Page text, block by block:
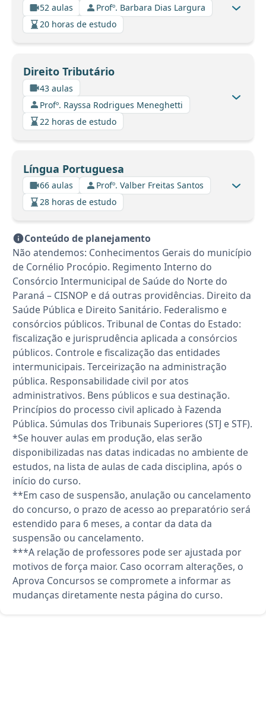
52 aulas
Profº. Barbara Dias Largura
20 horas de estudo
Direito Tributário
43 aulas
Profº. Rayssa Rodrigues Meneghetti
22 horas de estudo
Língua Portuguesa
66 aulas
Profº. Valber Freitas Santos
28 horas de estudo
Conteúdo de planejamento
Não atendemos: Conhecimentos Gerais do município
de Cornélio Procópio. Regimento Interno do
Consórcio Intermunicipal de Saúde do Norte do
Paraná – CISNOP e dá outras providências. Direito da
Saúde Pública e Direito Sanitário. Federalismo e
consórcios públicos. Tribunal de Contas do Estado:
fiscalização e jurisprudência aplicada a consórcios
públicos. Controle e fiscalização das entidades
intermunicipais. Terceirização na administração
pública. Responsabilidade civil por atos
administrativos. Bens públicos e sua destinação.
Princípios do processo civil aplicado à Fazenda
Pública. Súmulas dos Tribunais Superiores (STJ e STF).
*Se houver aulas em produção, elas serão
disponibilizadas nas datas indicadas no ambiente de
estudos, na lista de aulas de cada disciplina, após o
início do curso.
**Em caso de suspensão, anulação ou cancelamento
do concurso, o prazo de acesso ao preparatório será
estendido para 6 meses, a contar da data da
suspensão ou cancelamento.
***A relação de professores pode ser ajustada por
motivos de força maior. Caso ocorram alterações, o
Aprova Concursos se compromete a informar as
mudanças diretamente nesta página do curso.